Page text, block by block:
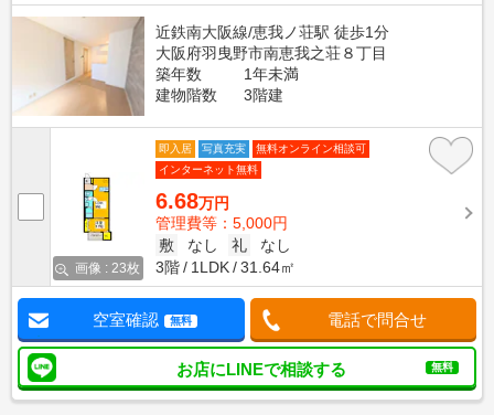
近鉄南大阪線/恵我ノ荘駅 徒歩1分
大阪府羽曳野市南恵我之荘８丁目
築年数
1年未満
建物階数
3階建
画像 : 23枚
即入居 写真充実
無料オンライン相談可
インターネット無料
6.68万円
管理費等：5,000円
敷
なし 礼
なし
3階
1LDK 31.64㎡
空室確認 無料 電話で問合せ
お店にLINEで相談する 無料